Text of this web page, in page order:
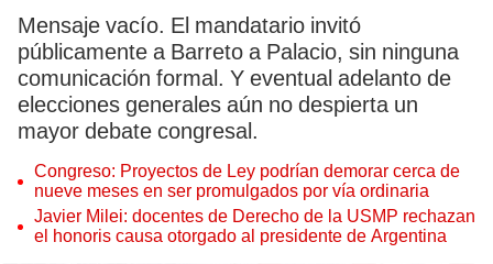
Mensaje vacío. El mandatario invitó
públicamente a Barreto a Palacio, sin ninguna
comunicación formal. Y eventual adelanto de
elecciones generales aún no despierta un
mayor debate congresal.
Congreso: Proyectos de Ley podrían demorar cerca de
nueve meses en ser promulgados por vía ordinaria
Javier Milei: docentes de Derecho de la USMP rechazan
el honoris causa otorgado al presidente de Argentina